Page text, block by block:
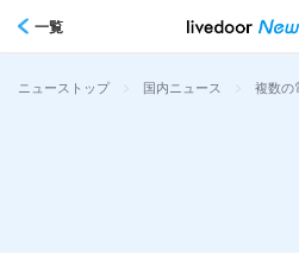
一覧
ニューストップ > 国内ニュース > 複数の